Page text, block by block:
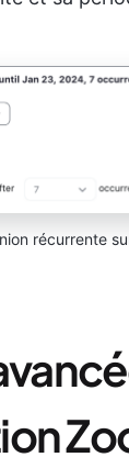
récurrente